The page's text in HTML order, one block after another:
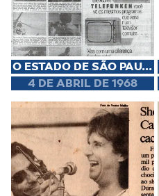
O ESTADO DE SÃO PAU...
4 DE ABRIL DE 1968